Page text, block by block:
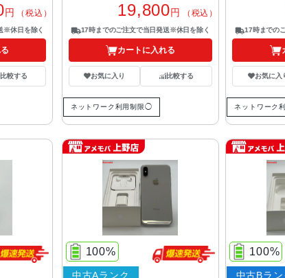
円 （税込）
※休日を除く
比較する
19,800円 （税込）
17時までのご注文で当日発送※休日を除く
カートに入れる
お気に入り 比較する
ネットワーク利用制限◯
17時までの
お気に入
ネットワーク
100%
中古Aランク
100%
中古Bラン